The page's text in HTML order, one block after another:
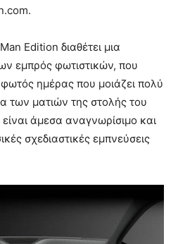
Edition διαθέτει μια
εμπρός φωτιστικών, που
ημέρας που μοιάζει πολύ
των ματιών της στολής του
άμεσα αναγνωρίσιμο και
σχεδιαστικές εμπνεύσεις